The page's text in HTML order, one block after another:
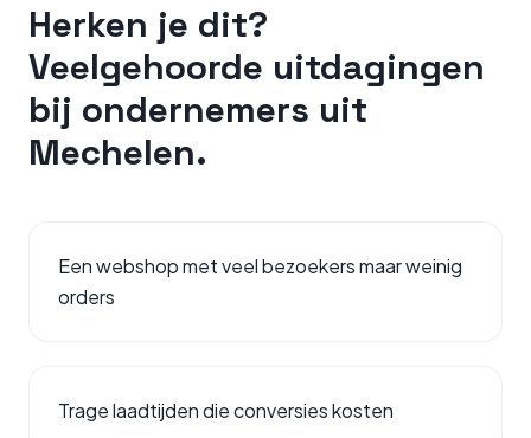
Herken je dit?
Veelgehoorde uitdagingen
bij ondernemers uit
Mechelen.
Een webshop met veel bezoekers maar weinig
orders
Trage laadtijden die conversies kosten